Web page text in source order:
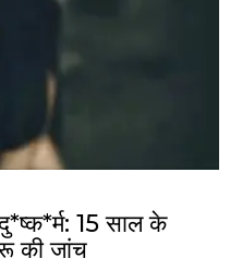
15 साल के
की जांच